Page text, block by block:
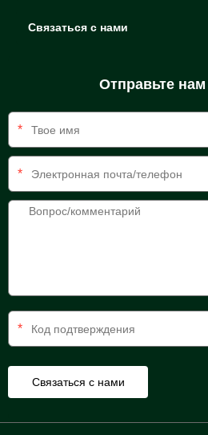
Связаться с нами
Отправьте
*
*
*